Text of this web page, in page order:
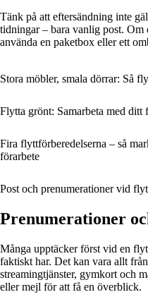
Tänk på att eftersändning inte
tidningar – bara vanlig post. Om
använda en paketbox eller ett
Stora möbler, smala dörrar: Så
Flytta grönt: Samarbeta med
Fira flyttförberedelserna – så
förarbete
Post och prenumerationer vid
Prenumerationer
Många upptäcker först vid en
faktiskt har. Det kan vara allt
streamingtjänster, gymkort och
eller mejl för att få en överblick.